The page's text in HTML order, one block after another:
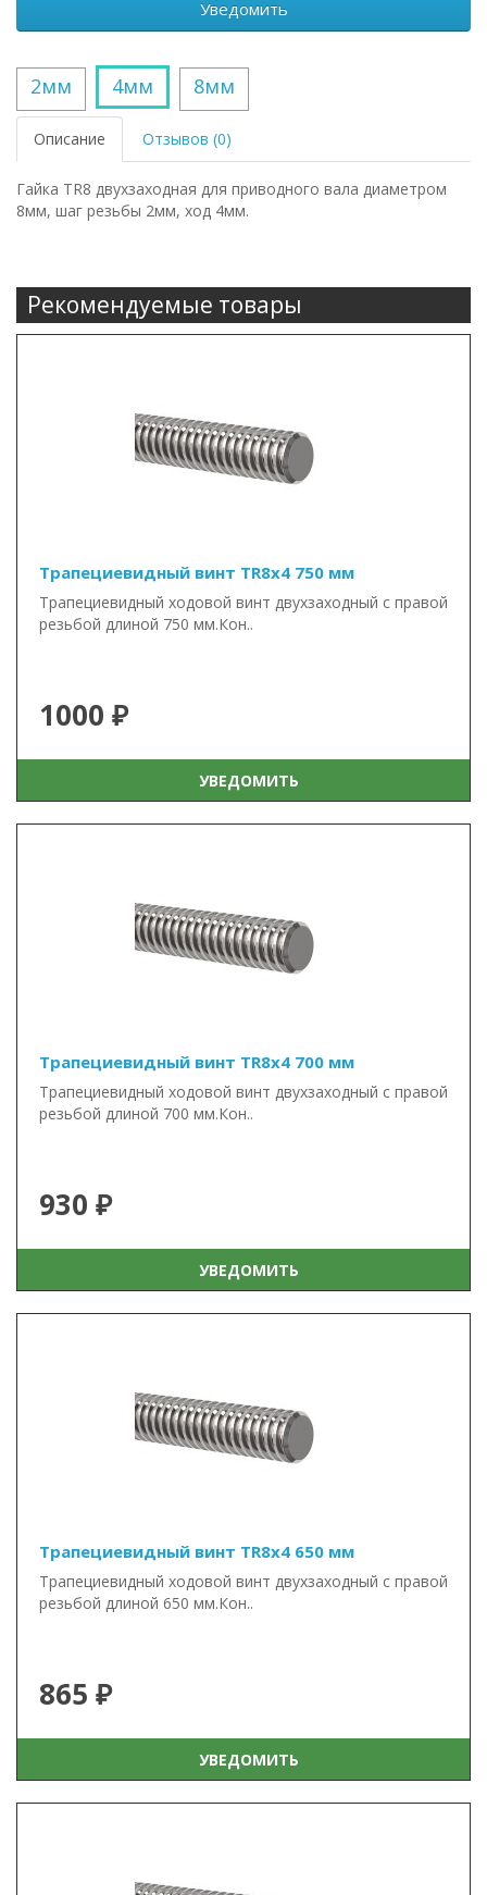
Уведомить
2мм 4мм 8мм
Описание Отзывов (0)
Гайка TR8 двухзаходная для приводного вала диаметром
8мм, шаг резьбы 2мм, ход 4мм.
Рекомендуемые товары
Трапециевидный винт TR8x4 750 мм
Трапециевидный ходовой винт двухзаходный с правой
резьбой длиной 750 мм.Кон..
1000 ₽
УВЕДОМИТЬ
Трапециевидный винт TR8x4 700 мм
Трапециевидный ходовой винт двухзаходный с правой
резьбой длиной 700 мм.Кон..
930 ₽
УВЕДОМИТЬ
Трапециевидный винт TR8x4 650 мм
Трапециевидный ходовой винт двухзаходный с правой
резьбой длиной 650 мм.Кон..
865 ₽
УВЕДОМИТЬ